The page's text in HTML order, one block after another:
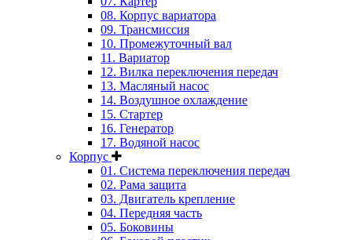
08. Корпус вариатора
09. Трансмиссия
10. Промежуточный вал
11. Вариатор
12. Вилка переключения передач
13. Масляный насос
14. Воздушное охлаждение
15. Стартер
16. Генератор
17. Водяной насос
Корпус
01. Система переключения передач
02. Рама защита
03. Двигатель крепление
04. Передняя часть
05. Боковины